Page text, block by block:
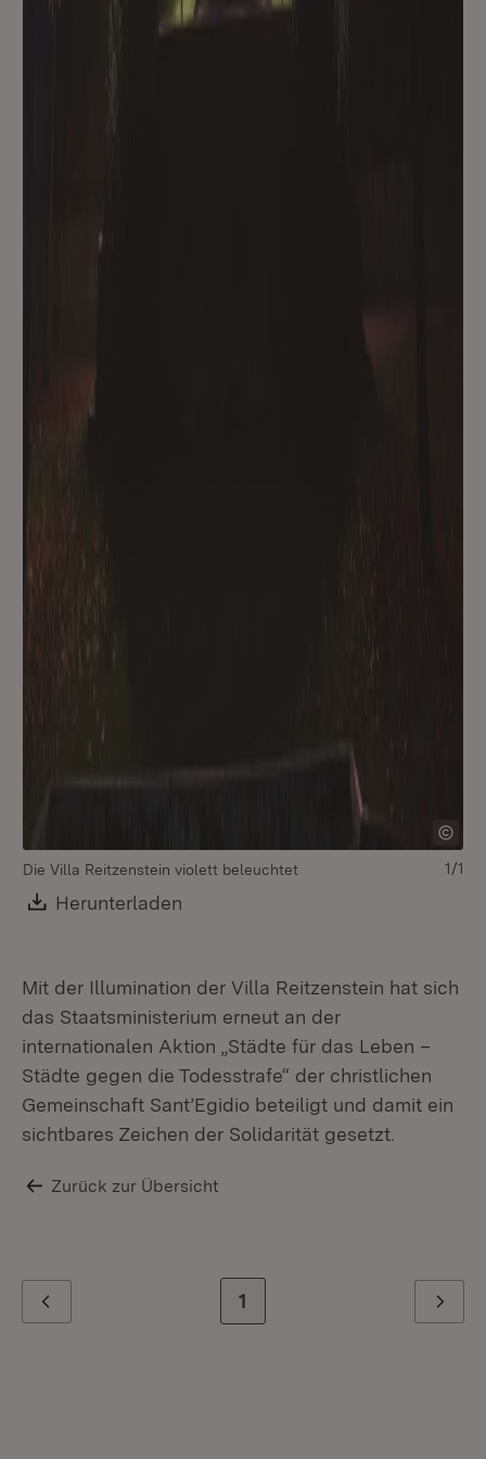
Die Villa Reitzenstein violett beleuchtet
Download:
Herunterladen
1/1
Mit der Illumination der Villa Reitzenstein hat sich
das Staatsministerium erneut an der
internationalen Aktion „Städte für das Leben –
Städte gegen die Todesstrafe“ der christlichen
Gemeinschaft Sant’Egidio beteiligt und damit ein
sichtbares Zeichen der Solidarität gesetzt.
Zurück zur Übersicht
Zur letzten Seite
1 Weiter